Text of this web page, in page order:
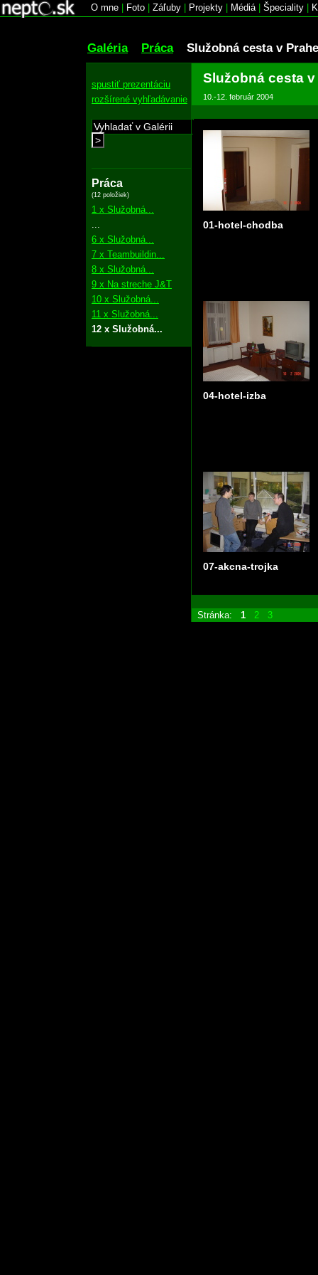
O mne Foto Záľuby Projekty Médiá| Špeciality
Galéria Práca Služobná cesta v Prahe
spustiť prezentáciu
rozšírené vyhľadávanie
>
Práca
(12 položiek)
1 x Služobná...
6 x Služobná...
7 x Teambuildin...
8 x Služobná...
9 x Na streche J&T
10 x Služobná...
11 x Služobná...
12 x Služobná...
Služobná cesta v
10.-12. február 2004
01-hotel-chodba
04-hotel-izba
07-akcna-trojka
Stránka: 1 2 3